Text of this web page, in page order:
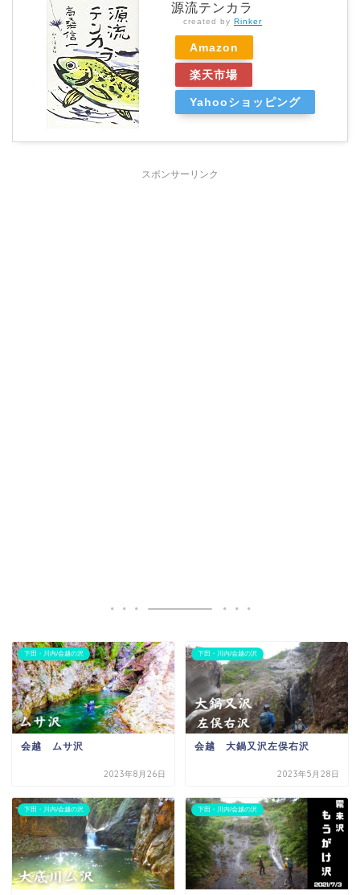
源流テンカラ
created by Rinker
Amazon
楽天市場
Yahooショッピング
スポンサーリンク
下田・川内/会越の沢
会越 ムサ沢
2023年8月26日
下田・川内/会越の沢
会越 大鍋又沢左俣右沢
2023年5月28日
下田・川内/会越の沢 下田・川内/会越の沢